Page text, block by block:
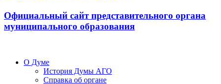
Официальный сайт представительного органа
муниципального образования
О Думе
История Думы АГО
Справка об органе